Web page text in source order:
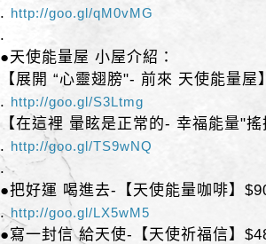
. http://goo.gl/qM0vMG
.
●天使能量屋 小屋介紹：
【展開 “心靈翅膀"- 前來 天使能量屋
. http://goo.gl/S3Ltmg
【在這裡 暈眩是正常的- 幸福能量"
. http://goo.gl/TS9wNQ
.
●把好運 喝進去-【天使能量咖啡】
.http://goo.gl/LX5wM5
●寫一封信 給天使-【天使祈福信】